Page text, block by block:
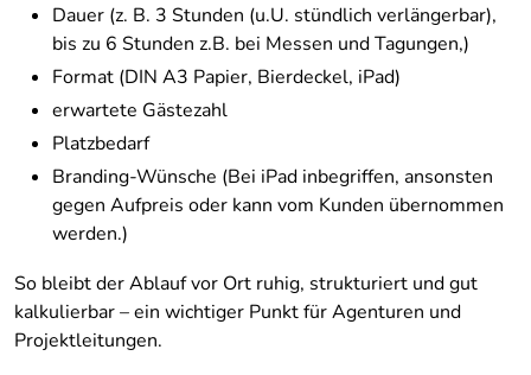
Dauer (z. B. 3 Stunden (u.U. stündlich verlängerbar),
bis zu 6 Stunden z.B. bei Messen und Tagungen,)
Format (DIN A3 Papier, Bierdeckel, iPad)
erwartete Gästezahl
Platzbedarf
Branding-Wünsche (Bei iPad inbegriffen, ansonsten
gegen Aufpreis oder kann vom Kunden übernommen
werden.)
So bleibt der Ablauf vor Ort ruhig, strukturiert und gut
kalkulierbar – ein wichtiger Punkt für Agenturen und
Projektleitungen.